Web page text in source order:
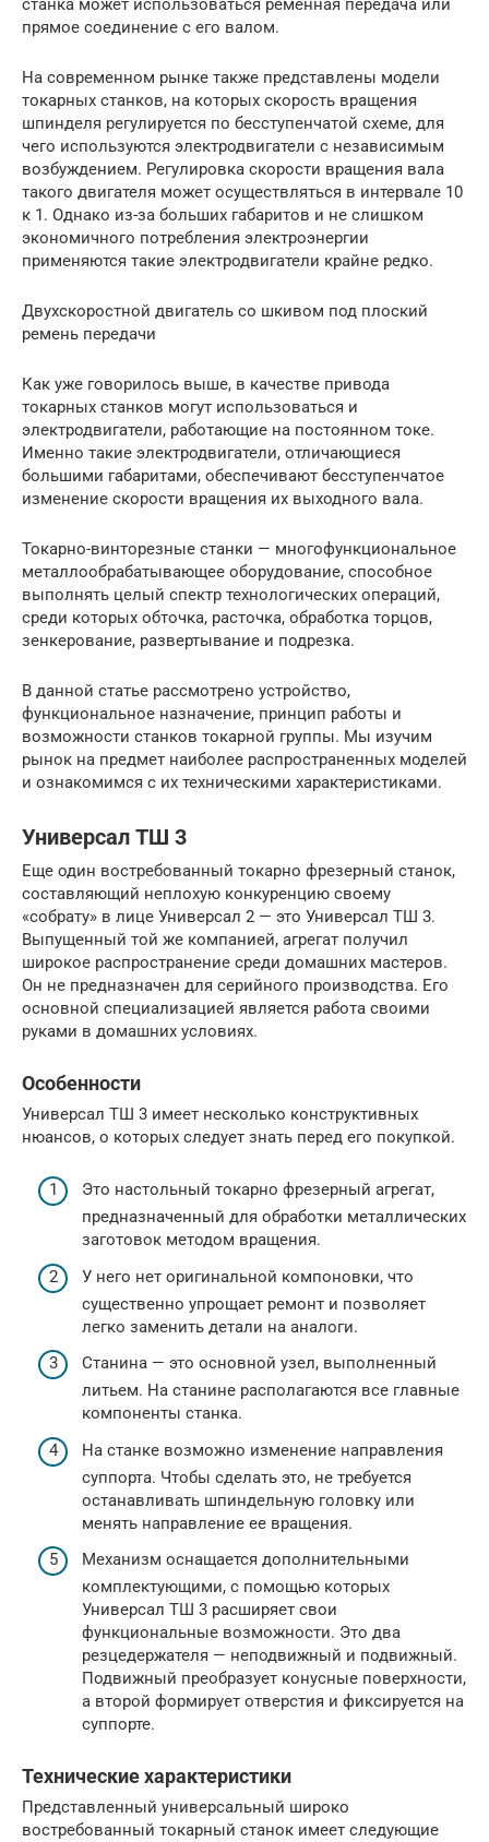
станка может использоваться ременная передача или
прямое соединение с его валом.
На современном рынке также представлены модели
токарных станков, на которых скорость вращения
шпинделя регулируется по бесступенчатой схеме, для
чего используются электродвигатели с независимым
возбуждением. Регулировка скорости вращения вала
такого двигателя может осуществляться в интервале 10
к 1. Однако из-за больших габаритов и не слишком
экономичного потребления электроэнергии
применяются такие электродвигатели крайне редко.
Двухскоростной двигатель со шкивом под плоский
ремень передачи
Как уже говорилось выше, в качестве привода
токарных станков могут использоваться и
электродвигатели, работающие на постоянном токе.
Именно такие электродвигатели, отличающиеся
большими габаритами, обеспечивают бесступенчатое
изменение скорости вращения их выходного вала.
Токарно-винторезные станки — многофункциональное
металлообрабатывающее оборудование, способное
выполнять целый спектр технологических операций,
среди которых обточка, расточка, обработка торцов,
зенкерование, развертывание и подрезка.
В данной статье рассмотрено устройство,
функциональное назначение, принцип работы и
возможности станков токарной группы. Мы изучим
рынок на предмет наиболее распространенных моделей
и ознакомимся с их техническими характеристиками.
Универсал ТШ 3
Еще один востребованный токарно фрезерный станок,
составляющий неплохую конкуренцию своему
«собрату» в лице Универсал 2 — это Универсал ТШ 3.
Выпущенный той же компанией, агрегат получил
широкое распространение среди домашних мастеров.
Он не предназначен для серийного производства. Его
основной специализацией является работа своими
руками в домашних условиях.
Особенности
Универсал ТШ 3 имеет несколько конструктивных
нюансов, о которых следует знать перед его покупкой.
Это настольный токарно фрезерный агрегат,
предназначенный для обработки металлических
заготовок методом вращения.
У него нет оригинальной компоновки, что
существенно упрощает ремонт и позволяет
легко заменить детали на аналоги.
Станина — это основной узел, выполненный
литьем. На станине располагаются все главные
компоненты станка.
На станке возможно изменение направления
суппорта. Чтобы сделать это, не требуется
останавливать шпиндельную головку или
менять направление ее вращения.
Механизм оснащается дополнительными
комплектующими, с помощью которых
Универсал ТШ 3 расширяет свои
функциональные возможности. Это два
резцедержателя — неподвижный и подвижный.
Подвижный преобразует конусные поверхности,
а второй формирует отверстия и фиксируется на
суппорте.
Технические характеристики
Представленный универсальный широко
востребованный токарный станок имеет следующие